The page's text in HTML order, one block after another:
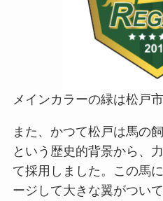
メインカラーの緑は松戸
また、かつて松戸は馬の
という歴史的背景から、
て採用しました。この馬
ージして大きな翼がついて